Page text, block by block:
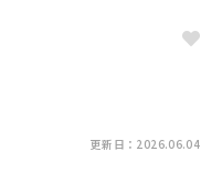
更新日：2026.06.04